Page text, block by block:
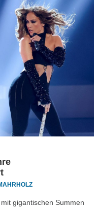
gigantischen Summen